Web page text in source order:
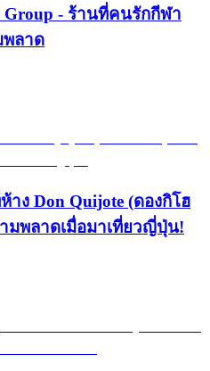
Group - ร้านที่คนรักกีฬา
พลาด
ง Don Quijote (ดองกิโฮ
มพลาดเมื่อมาเที่ยวญี่ปุ่น!